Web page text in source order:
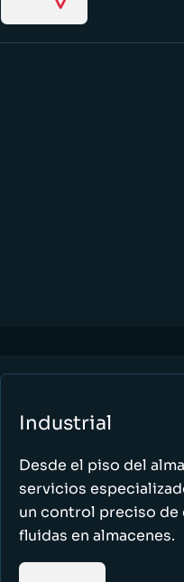
Industrial
Desde el piso del
servicios
un control preciso de
fluidas en almacenes.